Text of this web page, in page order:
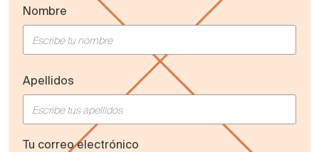
Nombre
Apellidos
Tu correo electrónico